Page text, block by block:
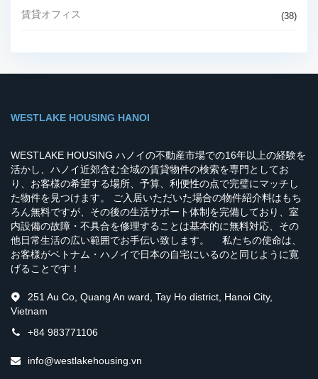
賃貸オフィス (38)
WESTLAKE HOUSING HANOI
WESTLAKE HOUSING ハノイの不動産市場での16年以上の経験を
活かし、ハノイ近郊含む全域の賃貸物件の検索を専門としてお
り、お客様の希望する場所、予算、利便性の点で完璧にマッチし
た物件を見つけます。 ご入居いただいた場合の物件紹介料はもち
ろん無料ですが、その後の生活サポート体制を完備しており、室
内設備の故障・不具合を修理することは基本的に無料対応、その
他日常生活の広い範囲でお手伝い致します。 私たちの使命は、
お客様がベトナム・ハノイで日本の自宅にいるのと同じように寛
げることです！
251 Au Co, Quang An ward, Tay Ho district, Hanoi City,
Vietnam
+84 983771106
info@westlakehousing.vn